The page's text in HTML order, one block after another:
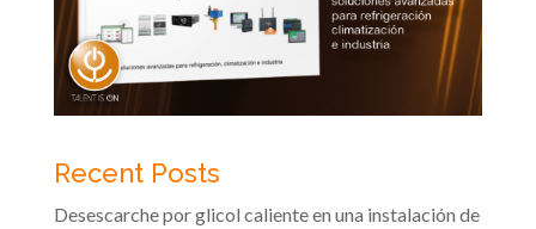
Recent Posts
Desescarche por glicol caliente en una instalación de